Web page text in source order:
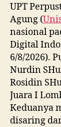
UPT
Agung (
nasional
Digital
6/8/2026).
Nurdin
Rosidin
Juara I
Keduanya
disaring